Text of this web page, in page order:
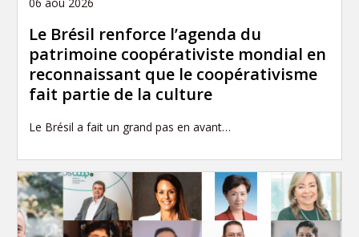
Le Brésil renforce l’agenda du
patrimoine coopérativiste mondial en
reconnaissant que le coopérativisme
fait partie de la culture
Le Brésil a fait un grand pas en avant…